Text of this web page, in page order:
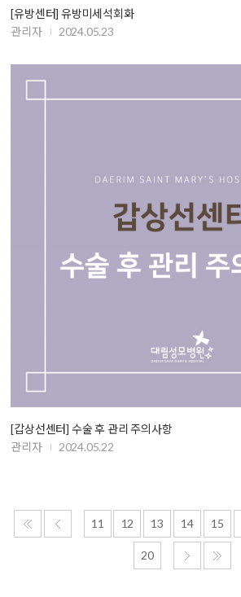
[유방센터] 유방미세석회화
관리자
2024.05.23
[갑상선센터] 수술 후 관리 주의사항
관리자
2024.05.22
11 12 13 14 15
20